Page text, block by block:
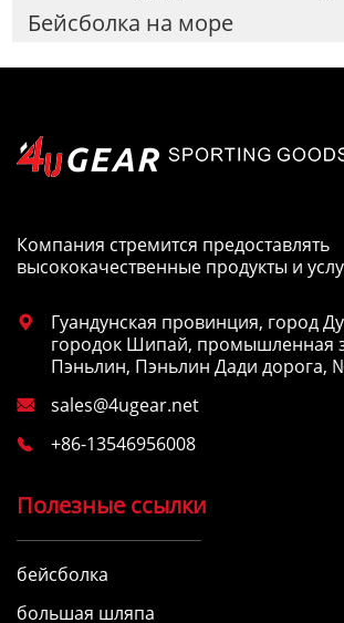
Бейсболка на море
Компания стремится предоставлять
высококачественные продукты и

Гуандунская провинция, город
городок Шипай, промышленная
Пэньлин, Пэньлин Дади дорога,
 sales@4ugear.net
 +86-13546956008
Полезные ссылки
бейсболка
большая шляпа